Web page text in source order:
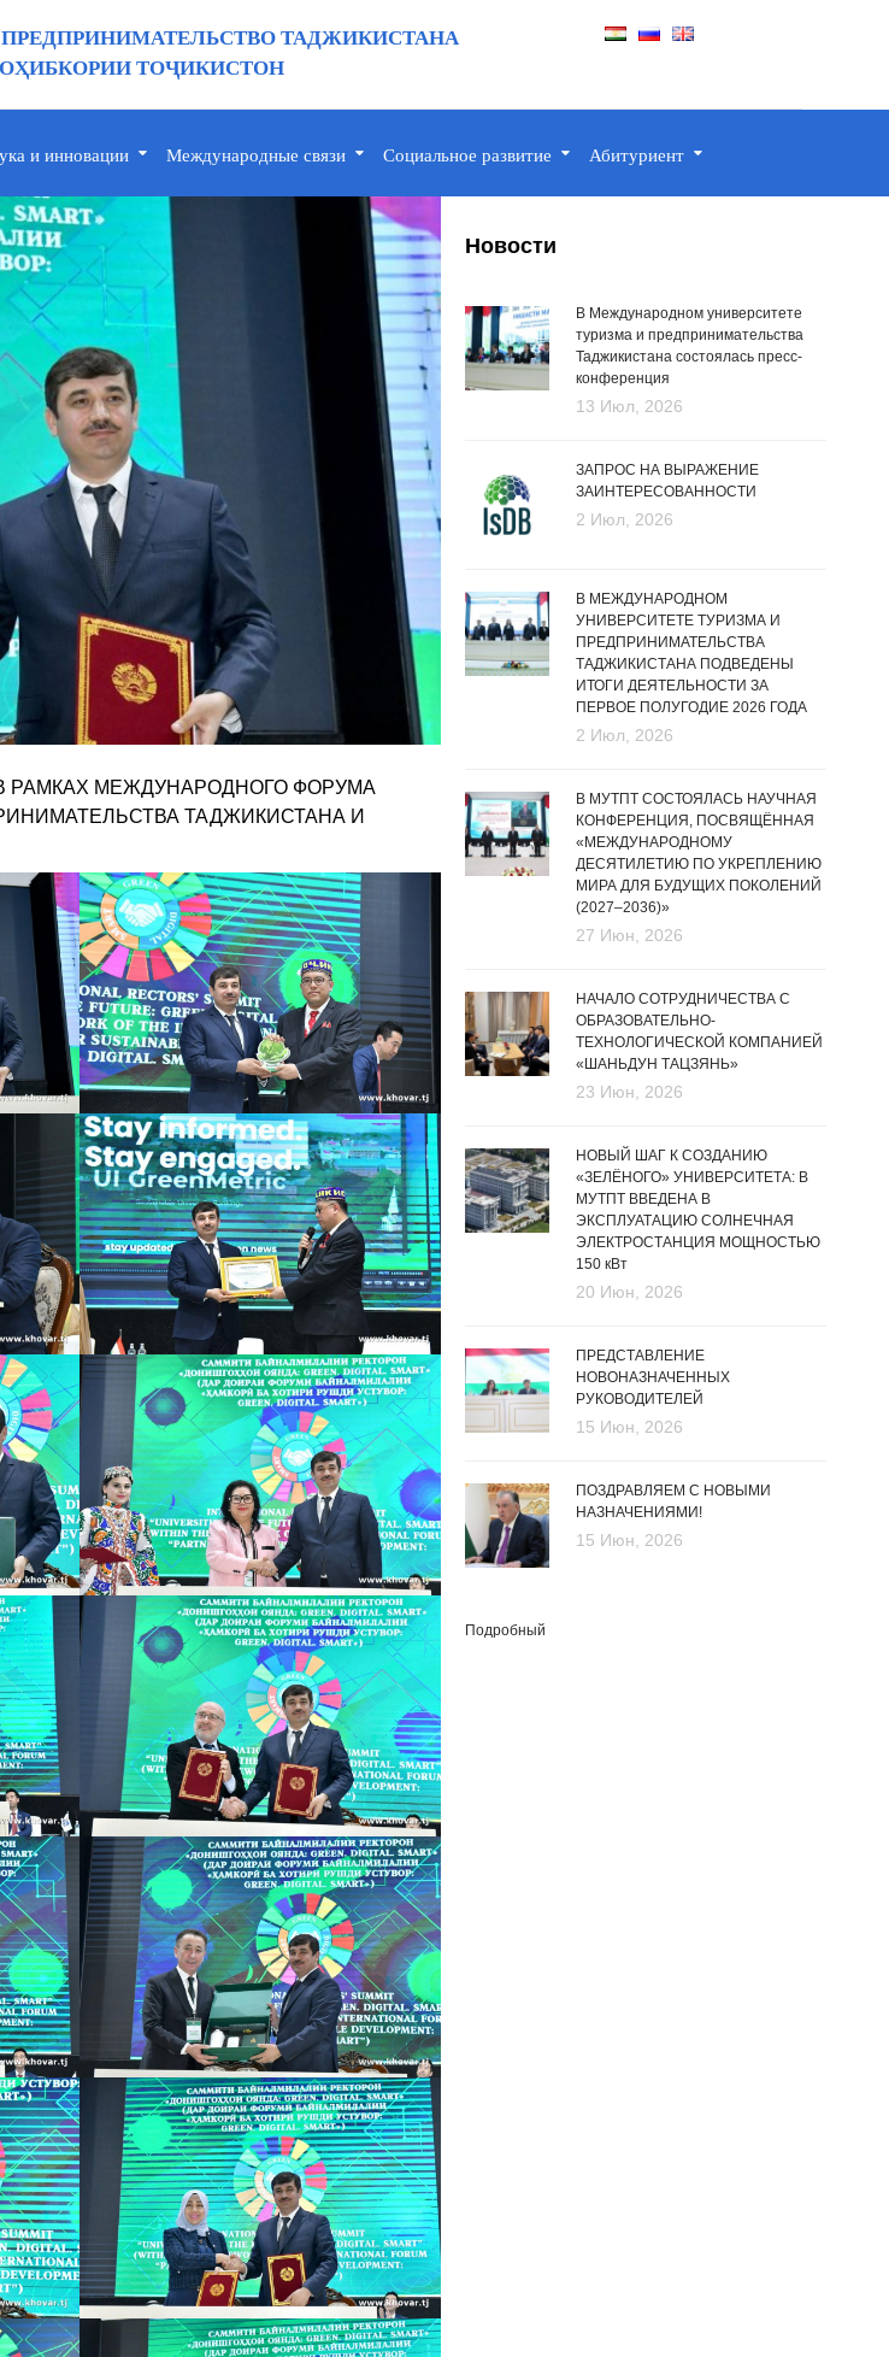
ТАДЖИКИСТАНА
ТОҶИКИСТОН
и инновации Международные связи Социальное развитие Абитуриент
РАМКАХ МЕЖДУНАРОДНОГО ФОРУМА
ТАДЖИКИСТАНА И
Новости
В Международном университете
туризма и предпринимательства
Таджикистана состоялась пресс-
конференция
13 Июл, 2026
ЗАПРОС НА ВЫРАЖЕНИЕ
ЗАИНТЕРЕСОВАННОСТИ
2 Июл, 2026
В МЕЖДУНАРОДНОМ
УНИВЕРСИТЕТЕ ТУРИЗМА И
ПРЕДПРИНИМАТЕЛЬСТВА
ТАДЖИКИСТАНА ПОДВЕДЕНЫ
ИТОГИ ДЕЯТЕЛЬНОСТИ ЗА
ПЕРВОЕ ПОЛУГОДИЕ 2026 ГОДА
2 Июл, 2026
В МУТПТ СОСТОЯЛАСЬ НАУЧНАЯ
КОНФЕРЕНЦИЯ, ПОСВЯЩЁННАЯ
«МЕЖДУНАРОДНОМУ
ДЕСЯТИЛЕТИЮ ПО УКРЕПЛЕНИЮ
МИРА ДЛЯ БУДУЩИХ ПОКОЛЕНИЙ
(2027–2036)»
27 Июн, 2026
НАЧАЛО СОТРУДНИЧЕСТВА С
ОБРАЗОВАТЕЛЬНО-
ТЕХНОЛОГИЧЕСКОЙ КОМПАНИЕЙ
«ШАНЬДУН ТАЦЗЯНЬ»
23 Июн, 2026
НОВЫЙ ШАГ К СОЗДАНИЮ
«ЗЕЛЁНОГО» УНИВЕРСИТЕТА: В
МУТПТ ВВЕДЕНА В
ЭКСПЛУАТАЦИЮ СОЛНЕЧНАЯ
ЭЛЕКТРОСТАНЦИЯ МОЩНОСТЬЮ
150 кВт
20 Июн, 2026
ПРЕДСТАВЛЕНИЕ
НОВОНАЗНАЧЕННЫХ
РУКОВОДИТЕЛЕЙ
15 Июн, 2026
ПОЗДРАВЛЯЕМ С НОВЫМИ
НАЗНАЧЕНИЯМИ!
15 Июн, 2026
Подробный